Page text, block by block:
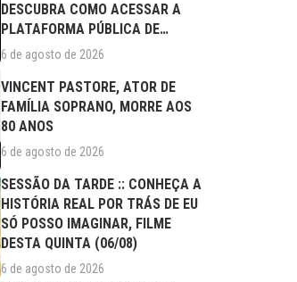
DESCUBRA COMO ACESSAR A
PLATAFORMA PÚBLICA DE
STREAMING
6 de agosto de 2026
VINCENT PASTORE, ATOR DE
FAMÍLIA SOPRANO, MORRE AOS
80 ANOS
6 de agosto de 2026
SESSÃO DA TARDE :: CONHEÇA A
HISTÓRIA REAL POR TRÁS DE EU
SÓ POSSO IMAGINAR, FILME
DESTA QUINTA (06/08)
6 de agosto de 2026